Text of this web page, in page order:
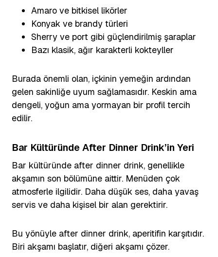
Amaro ve bitkisel likörler
Konyak ve brandy türleri
Sherry ve port gibi güçlendirilmiş şaraplar
Bazı klasik, ağır karakterli kokteyller
Burada önemli olan, içkinin yemeğin ardından
gelen sakinliğe uyum sağlamasıdır. Keskin ama
dengeli, yoğun ama yormayan bir profil tercih
edilir.
Bar Kültüründe After Dinner Drink’in Yeri
Bar kültüründe after dinner drink, genellikle
akşamın son bölümüne aittir. Menüden çok
atmosferle ilgilidir. Daha düşük ses, daha yavaş
servis ve daha kişisel bir alan gerektirir.
Bu yönüyle after dinner drink, aperitifin karşıtıdır.
Biri akşamı başlatır, diğeri akşamı çözer.